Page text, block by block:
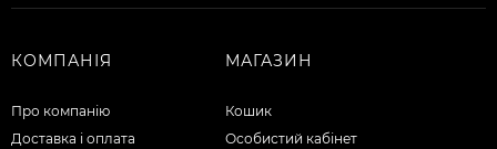
КОМПАНІЯ
Про компанію
Доставка і оплата
МАГАЗИН
Кошик
Особистий кабінет